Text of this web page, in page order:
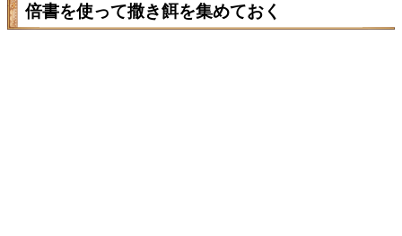
倍書を使って撒き餌を集めておく